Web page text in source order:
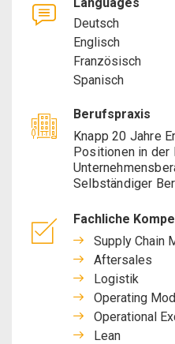
Deutsch
Englisch
Französisch
Spanisch
Berufspraxis
Knapp 20 Jahre
Positionen in der
Selbständiger
Fachliche
Supply Chain
Aftersales
Logistik
Operating
Operational
Lean